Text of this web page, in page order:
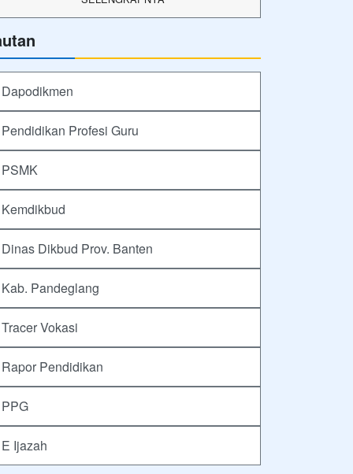
Dapodikmen
Pendidikan Profesi Guru
PSMK
Kemdikbud
Dinas Dikbud Prov. Banten
Kab. Pandeglang
Tracer Vokasi
Rapor Pendidikan
PPG
E Ijazah